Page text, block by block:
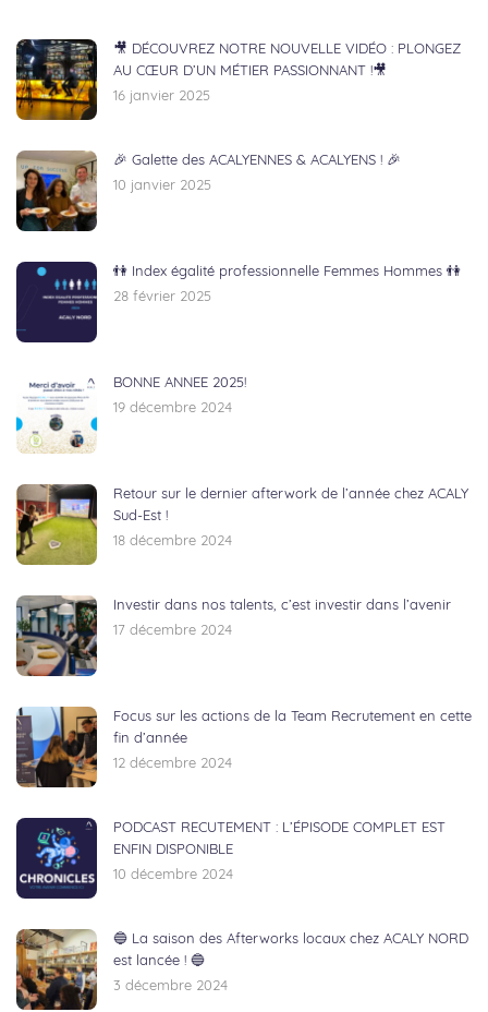
🎥 DÉCOUVREZ NOTRE NOUVELLE VIDÉO : PLONGEZ
AU CŒUR D’UN MÉTIER PASSIONNANT !🎥
16 janvier 2025
🎉 Galette des ACALYENNES & ACALYENS ! 🎉
10 janvier 2025
👫 Index égalité professionnelle Femmes Hommes 👫
28 février 2025
BONNE ANNEE 2025!
19 décembre 2024
Retour sur le dernier afterwork de l’année chez ACALY
Sud-Est !
18 décembre 2024
Investir dans nos talents, c’est investir dans l’avenir
17 décembre 2024
Focus sur les actions de la Team Recrutement en cette
fin d’année
12 décembre 2024
PODCAST RECUTEMENT : L’ÉPISODE COMPLET EST
ENFIN DISPONIBLE
10 décembre 2024
🔵 La saison des Afterworks locaux chez ACALY NORD
est lancée ! 🔵
3 décembre 2024